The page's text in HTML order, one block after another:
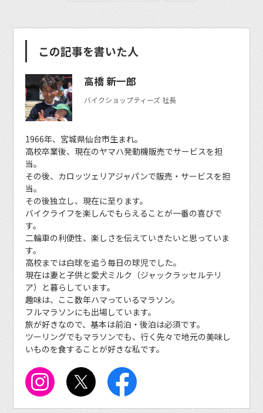
この記事を書いた人
高橋 新一郎
バイクショップティーズ 社長
1966年、宮城県仙台市生まれ。
高校卒業後、現在のヤマハ発動機販売でサービスを担
当。
その後、カロッツェリアジャパンで販売・サービスを担
当。
その後独立し、現在に至ります。
バイクライフを楽しんでもらえることが一番の喜びで
す。
二輪車の利便性、楽しさを伝えていきたいと思っていま
す。
高校までは白球を追う毎日の球児でした。
現在は妻と子供と愛犬ミルク（ジャックラッセルテリ
ア）と暮らしています。
趣味は、ここ数年ハマっているマラソン。
フルマラソンにも出場しています。
旅が好きなので、基本は前泊・後泊は必須です。
ツーリングでもマラソンでも、行く先々で地元の美味し
いものを食することが好きな私です。